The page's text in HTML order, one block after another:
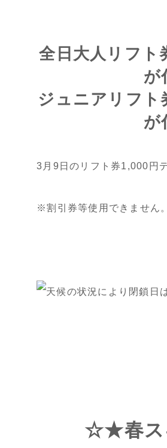
全日大人リフト
が
ジュニアリフト
が
3月9日のリフト券1,000円
※割引券等使用できません。
☆★春ス